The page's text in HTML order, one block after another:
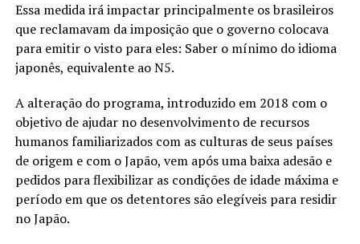
Essa medida irá impactar principalmente os brasileiros
que reclamavam da imposição que o governo colocava
para emitir o visto para eles: Saber o mínimo do idioma
japonês, equivalente ao N5.
A alteração do programa, introduzido em 2018 com o
objetivo de ajudar no desenvolvimento de recursos
humanos familiarizados com as culturas de seus países
de origem e com o Japão, vem após uma baixa adesão e
pedidos para flexibilizar as condições de idade máxima e
período em que os detentores são elegíveis para residir
no Japão.